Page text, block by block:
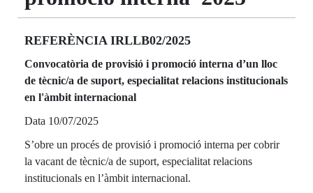
REFERÈNCIA IRLLB02/2025
Convocatòria de provisió i promoció interna d’un lloc
de tècnic/a de suport, especialitat relacions institucionals
en l'àmbit internacional
Data 10/07/2025
S’obre un procés de provisió i promoció interna per cobrir
la vacant de tècnic/a de suport, especialitat relacions
institucionals en l’àmbit internacional.